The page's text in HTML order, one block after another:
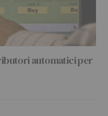
automatici per